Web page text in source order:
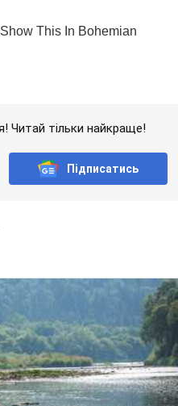
Читай тільки найкраще!
Підписатись